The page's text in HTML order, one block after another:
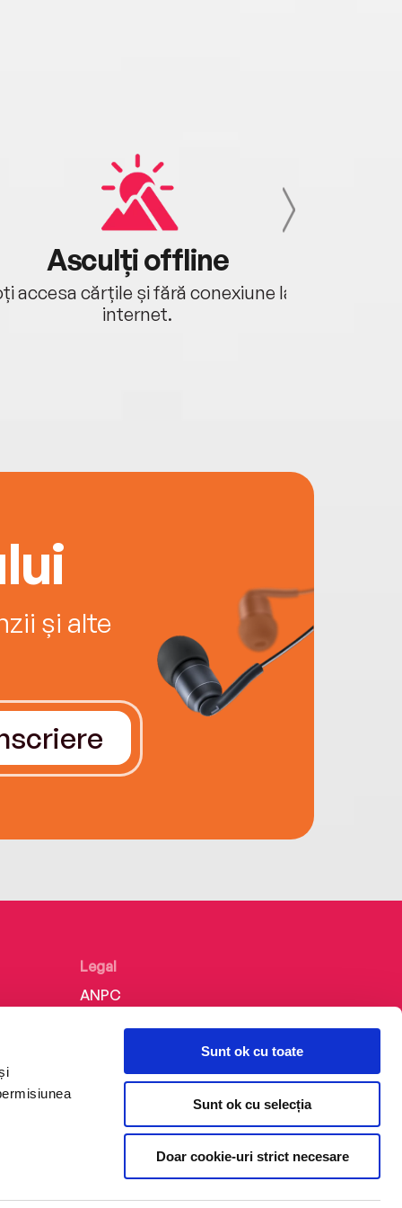
Sunt ok cu toate
Sunt ok cu selecția
Doar cookie-uri strict necesare
Asculți offline
accesa cărțile și fără conexiune la
internet.
și alte
Legal
ANPC
Politica de confidențialitate
Termeni și condiții